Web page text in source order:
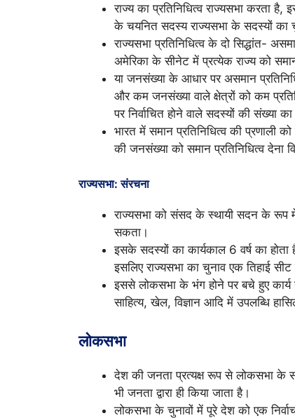
राज्य का प्रतिनिधित्व राज्यसभा करता है,
के चयनित सदस्य राज्यसभा के सदस्यों का
राज्यसभा प्रतिनिधित्व के दो सिद्धांत-
अमेरिका के सीनेट में प्रत्येक राज्य को समान
या जनसंख्या के आधार पर असमान
और कम जनसंख्या वाले क्षेत्रों को कम
पर निर्वाचित होने वाले सदस्यों की संख्या
भारत में समान प्रतिनिधित्व की प्रणाली
की जनसंख्या को समान प्रतिनिधित्व देना
राज्यसभा: संरचना
राज्यसभा को संसद के स्थायी सदन के रूप में
सकता।
इसके सदस्यों का कार्यकाल 6 वर्ष का
इसलिए राज्यसभा का चुनाव एक तिहाई सीट
इससे लोकसभा के भंग होने पर बचे हुए कार्य
साहित्य, खेल, विज्ञान आदि में उपलब्धि
लोकसभा
देश की जनता प्रत्यक्ष रूप से लोकसभा के
भी जनता द्वारा ही किया जाता है।
लोकसभा के चुनावों में पूरे देश को एक